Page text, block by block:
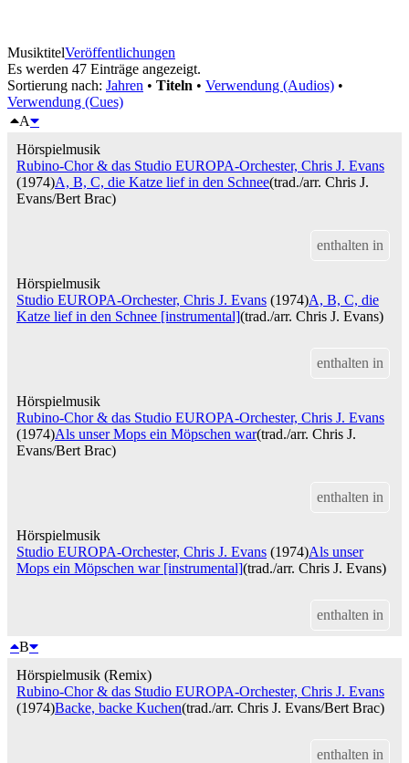
MusiktitelVeröffentlichungen
Es werden 47 Einträge angezeigt.
Sortierung nach: Jahren • Titeln • Verwendung (Audios) •
Verwendung (Cues)
A
Hörspielmusik
Rubino-Chor & das Studio EUROPA-Orchester, Chris J. Evans
(1974)A, B, C, die Katze lief in den Schnee(trad./arr. Chris J.
Evans/Bert Brac)
enthalten in
Hörspielmusik
Studio EUROPA-Orchester, Chris J. Evans (1974)A, B, C, die
Katze lief in den Schnee [instrumental](trad./arr. Chris J. Evans)
enthalten in
Hörspielmusik
Rubino-Chor & das Studio EUROPA-Orchester, Chris J. Evans
(1974)Als unser Mops ein Möpschen war(trad./arr. Chris J.
Evans/Bert Brac)
enthalten in
Hörspielmusik
Studio EUROPA-Orchester, Chris J. Evans (1974)Als unser
Mops ein Möpschen war [instrumental](trad./arr. Chris J. Evans)
enthalten in
B
Hörspielmusik (Remix)
Rubino-Chor & das Studio EUROPA-Orchester, Chris J. Evans
(1974)Backe, backe Kuchen(trad./arr. Chris J. Evans/Bert Brac)
enthalten in